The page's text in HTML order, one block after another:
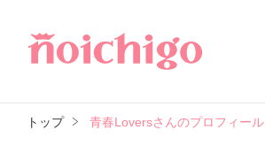
トップ 青春Loversさんのプロフィール